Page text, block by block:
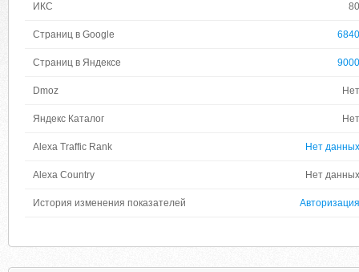
ИКС 80
Страниц в Google 6840
Страниц в Яндексе 9000
Dmoz Нет
Яндекс Каталог Нет
Alexa Traffic Rank Нет данных
Alexa Country Нет данных
История изменения показателей Авторизация